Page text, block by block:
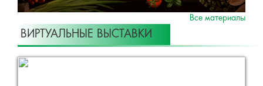
Все материалы
ВИРТУАЛЬНЫЕ ВЫСТАВКИ